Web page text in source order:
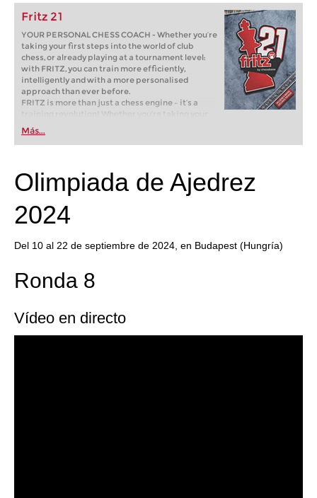
Fritz 21
YOUR PERSONAL CHESS COACH - Whether you’re
taking your first steps into the world of club
chess, or already playing at a tournament level:
with FRITZ, you can train more efficiently,
intelligently and with a more personalised
approach than ever before.
FRITZ is more than just a chess engine – it’s a
training revolution! Whether you’re taking your
first steps into the world of club chess, or already
playing at a tournament level: with FRITZ, you can
train more efficiently, intelligently and with a
Más...
Olimpiada de Ajedrez
2024
Del 10 al 22 de septiembre de 2024, en Budapest (Hungría)
Ronda 8
Vídeo en directo